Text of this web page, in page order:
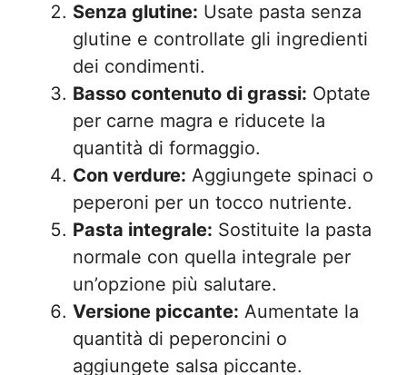
Senza glutine: Usate pasta senza
glutine e controllate gli ingredienti
dei condimenti.
Basso contenuto di grassi: Optate
per carne magra e riducete la
quantità di formaggio.
Con verdure: Aggiungete spinaci o
peperoni per un tocco nutriente.
Pasta integrale: Sostituite la pasta
normale con quella integrale per
un’opzione più salutare.
Versione piccante: Aumentate la
quantità di peperoncini o
aggiungete salsa piccante.